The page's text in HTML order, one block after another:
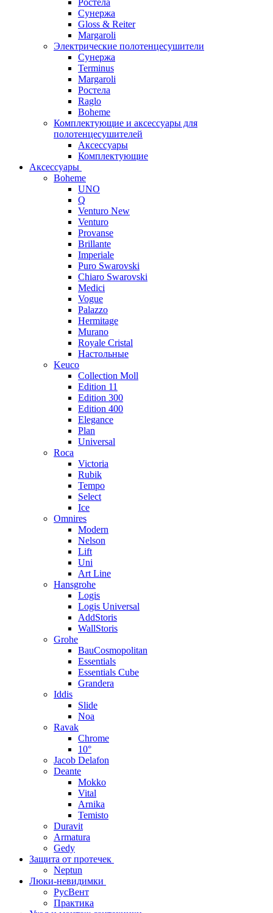
Ростела
Сунержа
Gloss & Reiter
Margaroli
Электрические полотенцесушители
Сунержа
Terminus
Margaroli
Ростела
Raglo
Boheme
Комплектующие и аксессуары для
полотенцесушителей
Аксессуары
Комплектующие
Аксессуары
Boheme
UNO
Q
Venturo New
Venturo
Provanse
Brillante
Imperiale
Puro Swarovski
Chiaro Swarovski
Medici
Vogue
Palazzo
Hermitage
Murano
Royale Cristal
Настольные
Keuco
Collection Moll
Edition 11
Edition 300
Edition 400
Elegance
Plan
Universal
Roca
Victoria
Rubik
Tempo
Select
Ice
Omnires
Modern
Nelson
Lift
Uni
Art Line
Hansgrohe
Logis
Logis Universal
AddStoris
WallStoris
Grohe
BauCosmopolitan
Essentials
Essentials Cube
Grandera
Iddis
Slide
Noa
Ravak
Chrome
10°
Jacob Delafon
Deante
Mokko
Vital
Arnika
Temisto
Duravit
Armatura
Gedy
Защита от протечек
Neptun
Люки-невидимки
РусВент
Практика